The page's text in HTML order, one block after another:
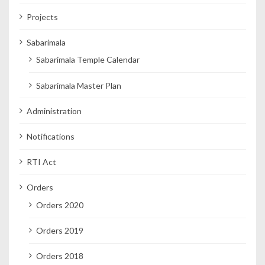
Projects
Sabarimala
Sabarimala Temple Calendar
Sabarimala Master Plan
Administration
Notifications
RTI Act
Orders
Orders 2020
Orders 2019
Orders 2018